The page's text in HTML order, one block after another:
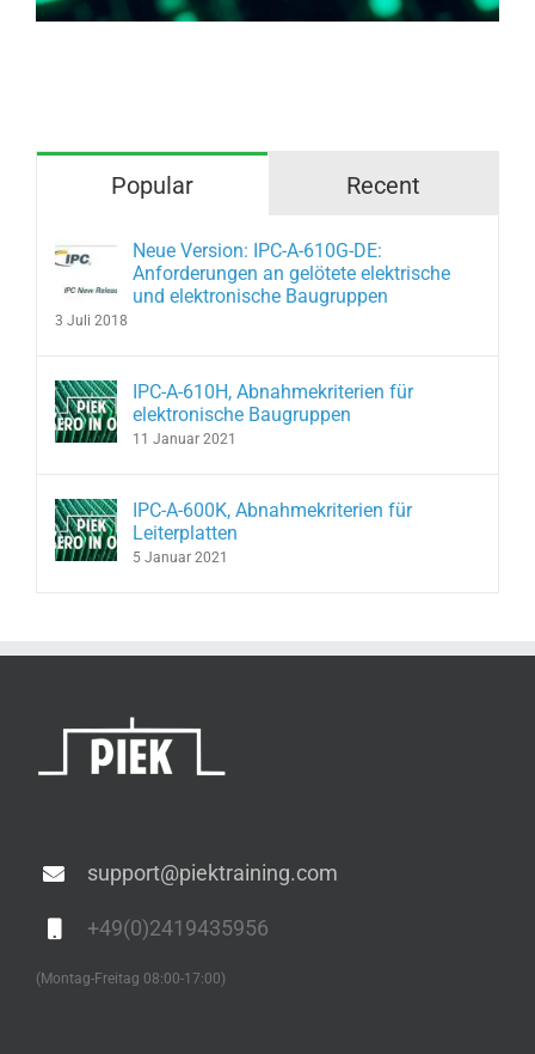
Popular Recent
Neue Version: IPC-A-610G-DE:
Anforderungen an gelötete elektrische
und elektronische Baugruppen
3 Juli 2018
IPC-A-610H, Abnahmekriterien für
elektronische Baugruppen
11 Januar 2021
IPC-A-600K, Abnahmekriterien für
Leiterplatten
5 Januar 2021
support@piektraining.com
+49(0)2419435956
(Montag-Freitag 08:00-17:00)